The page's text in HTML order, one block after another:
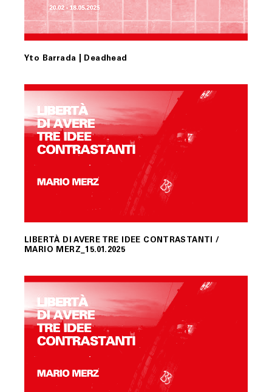
Yto Barrada | Deadhead
LIBERTÀ DI AVERE TRE IDEE CONTRASTANTI /
MARIO MERZ_15.01.2025